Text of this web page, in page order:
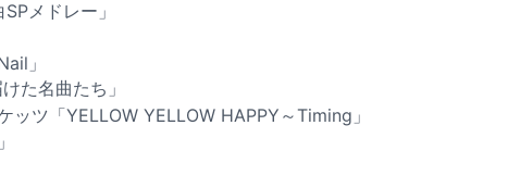
メドレー」
」
た名曲たち」
ッツ「YELLOW YELLOW HAPPY～Timing」